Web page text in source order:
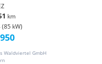
km
(85 kW)
Waldviertel GmbH